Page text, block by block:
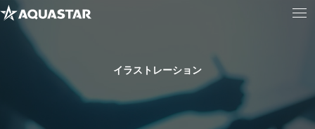
イラストレーション